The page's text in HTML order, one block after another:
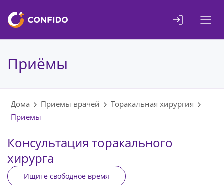
sisuni
Приёмы
Дома Приёмы врачей
Торакальная хирургия
Приёмы
Консультация торакального
хирурга
Ищите свободное время